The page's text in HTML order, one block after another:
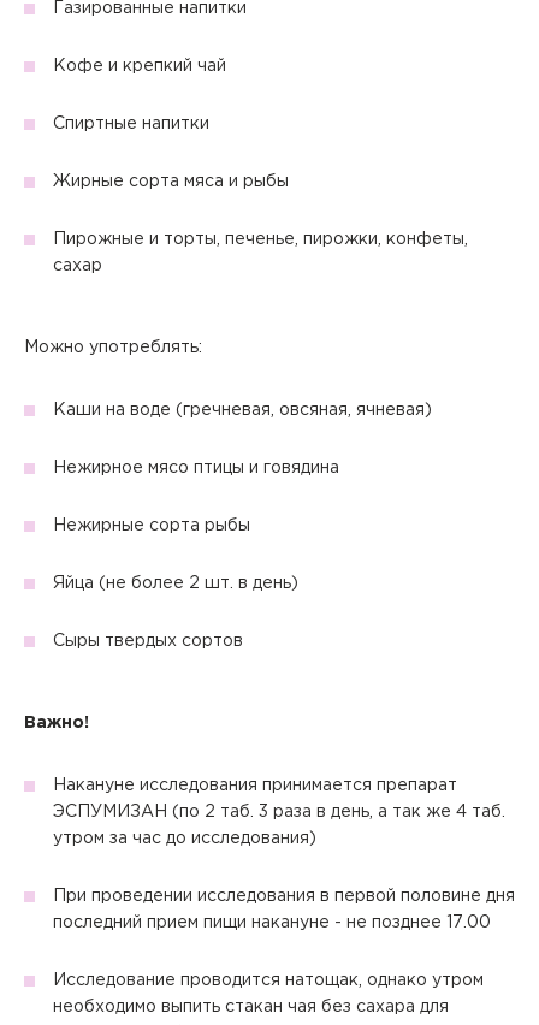
Газированные напитки
Кофе и крепкий чай
Спиртные напитки
Жирные сорта мяса и рыбы
Пирожные и торты, печенье, пирожки, конфеты,
сахар
Можно употреблять:
Каши на воде (гречневая, овсяная, ячневая)
Нежирное мясо птицы и говядина
Нежирные сорта рыбы
Яйца (не более 2 шт. в день)
Сыры твердых сортов
Важно!
Накануне исследования принимается препарат
ЭСПУМИЗАН (по 2 таб. 3 раза в день, а так же 4 таб.
утром за час до исследования)
При проведении исследования в первой половине дня
последний прием пищи накануне - не позднее 17.00
Исследование проводится натощак, однако утром
необходимо выпить стакан чая без сахара для
Вызов врача на дом